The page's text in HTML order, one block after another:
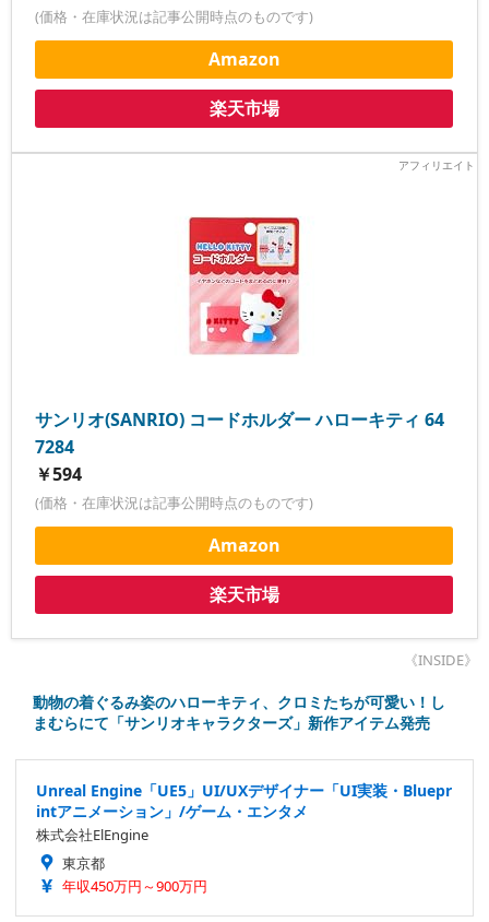
(価格・在庫状況は記事公開時点のものです)
Amazon
楽天市場
サンリオ(SANRIO) コードホルダー ハローキティ 64
7284
￥594
(価格・在庫状況は記事公開時点のものです)
Amazon
楽天市場
《INSIDE》
動物の着ぐるみ姿のハローキティ、クロミたちが可愛い！し
まむらにて「サンリオキャラクターズ」新作アイテム発売
Unreal Engine「UE5」UI/UXデザイナー「UI実装・Bluepr
intアニメーション」/ゲーム・エンタメ
株式会社ElEngine
東京都
年収450万円～900万円